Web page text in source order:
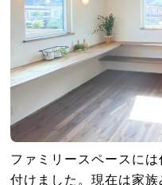
ファミリースペースに
付けました。現在は家